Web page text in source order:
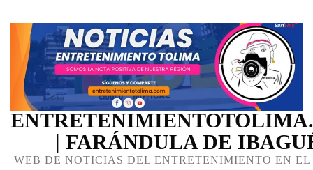
| FARÁNDULA DE
WEB DE NOTICIAS DEL ENTRETENIMIENTO EN